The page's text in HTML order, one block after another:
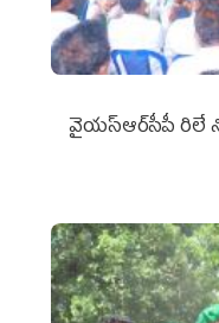
వైయ‌స్ఆర్‌సీపీ రిలే